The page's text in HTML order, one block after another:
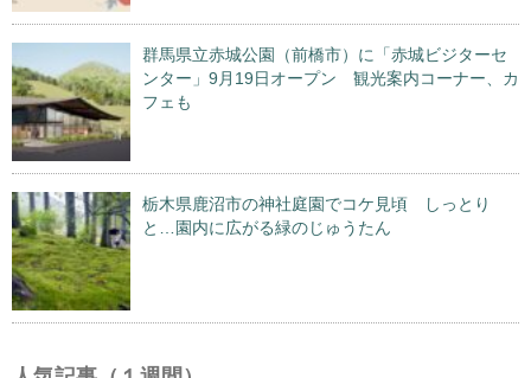
群馬県立赤城公園（前橋市）に「赤城ビジターセ
ンター」9月19日オープン 観光案内コーナー、カ
フェも
栃木県鹿沼市の神社庭園でコケ見頃 しっとり
と…園内に広がる緑のじゅうたん